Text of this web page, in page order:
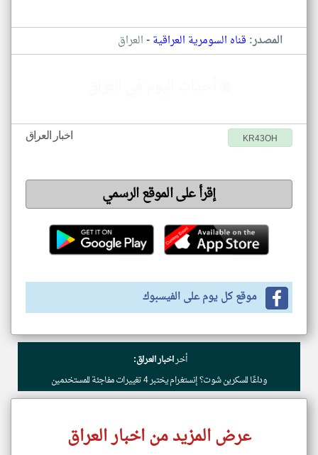
المصدر: قناه السومرية العراقية-العراق
اخبار العراق KR43OH
إقرأ على الموقع الرسمي
موقع كل يوم على الفيسبوك
أخراخبار العراق:
وداعًا للسكرين شوت؟ إنستغرام يختبر 4 تغييرات مفاجئة للمستخدمين
عرض المزيد من اخبار العراق